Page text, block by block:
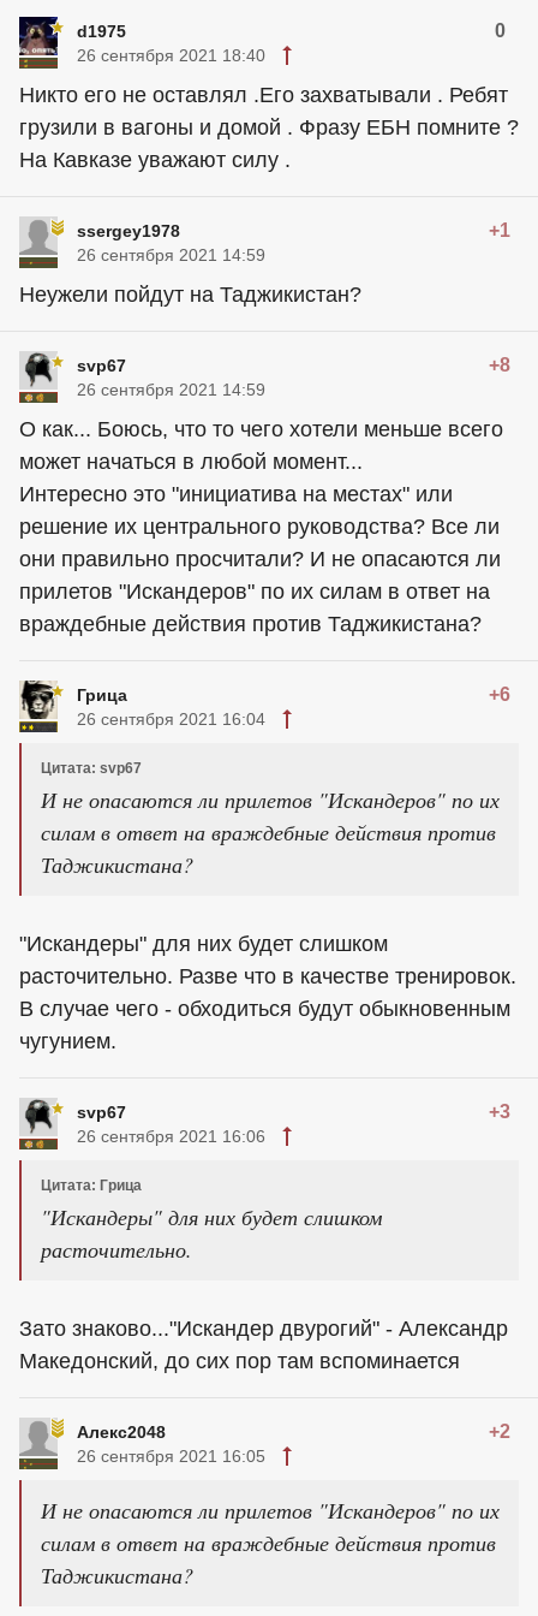
d1975 0
26 сентября 2021 18:40
Никто его не оставлял .Его захватывали . Ребят
грузили в вагоны и домой . Фразу ЕБН помните ?
На Кавказе уважают силу .
ssergey1978 +1
26 сентября 2021 14:59
Неужели пойдут на Таджикистан?
svp67 +8
26 сентября 2021 14:59
О как... Боюсь, что то чего хотели меньше всего
может начаться в любой момент...
Интересно это "инициатива на местах" или
решение их центрального руководства? Все ли
они правильно просчитали? И не опасаются ли
прилетов "Искандеров" по их силам в ответ на
враждебные действия против Таджикистана?
Грица +6
26 сентября 2021 16:04
Цитата: svp67
И не опасаются ли прилетов "Искандеров" по их
силам в ответ на враждебные действия против
Таджикистана?
"Искандеры" для них будет слишком
расточительно. Разве что в качестве тренировок.
В случае чего - обходиться будут обыкновенным
чугунием.
svp67 +3
26 сентября 2021 16:06
Цитата: Грица
"Искандеры" для них будет слишком
расточительно.
Зато знаково..."Искандер двурогий" - Александр
Македонский, до сих пор там вспоминается
Алекс2048 +2
26 сентября 2021 16:05
И не опасаются ли прилетов "Искандеров" по их
силам в ответ на враждебные действия против
Таджикистана?